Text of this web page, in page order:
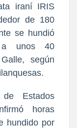
iraní IRIS
de 180
se hundió
a unos 40
según
Estados
horas
hundido por